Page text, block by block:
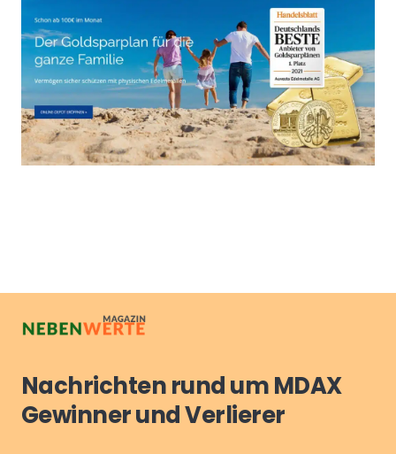
Nachrichten rund um MDAX
Gewinner und Verlierer